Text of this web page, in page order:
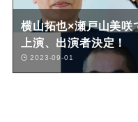
横山拓也×瀬戸山美咲
上演、出演者決定！
2023-09-01